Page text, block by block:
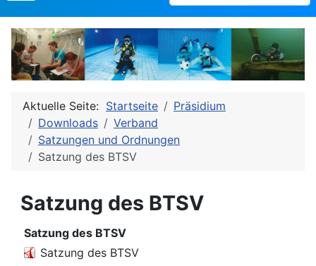
Aktuelle Seite: Startseite
Präsidium
Downloads
Verband
Satzungen und Ordnungen
Satzung des BTSV
Satzung des BTSV
Satzung des BTSV
Satzung des BTSV